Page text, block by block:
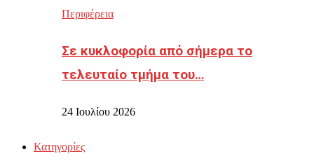
Περιφέρεια
Σε κυκλοφορία από σήμερα το
τελευταίο τμήμα του…
24 Ιουλίου 2026
Κατηγορίες